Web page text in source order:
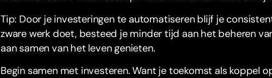
Tip: Door je investeringen te automatiseren blijf je
zware werk doet, besteed je minder tijd aan het beheren
aan samen van het leven genieten.
Begin samen met investeren. Want je toekomst als koppel